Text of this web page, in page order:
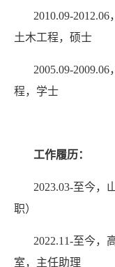
2010.09-2012.06
土木工程，硕士
2005.09-2009.06
程，学士
工作履历：
2023.03-至今，
职）
2022.11-至今，
室，主任助理